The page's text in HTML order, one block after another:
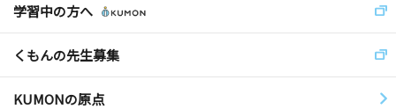
学習中の方へ
くもんの先生募集
KUMONの原点